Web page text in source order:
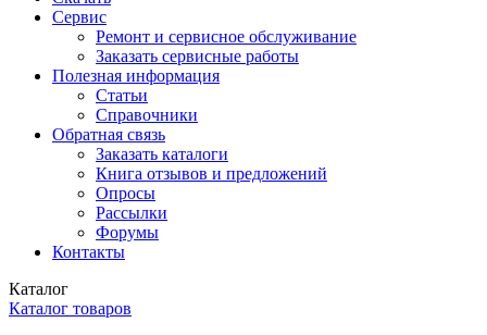
Сервис
Ремонт и сервисное обслуживание
Заказать сервисные работы
Полезная информация
Статьи
Справочники
Обратная связь
Заказать каталоги
Книга отзывов и предложений
Опросы
Рассылки
Форумы
Контакты
Каталог
Каталог товаров